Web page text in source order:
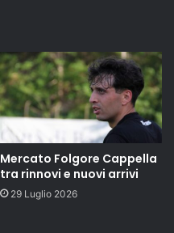
Mercato Folgore Cappella
tra rinnovi e nuovi arrivi
29 Luglio 2026